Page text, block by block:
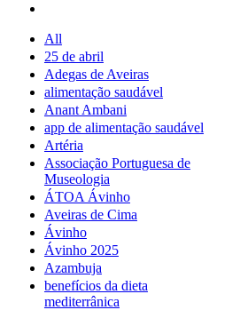
All
25 de abril
Adegas de Aveiras
alimentação saudável
Anant Ambani
app de alimentação saudável
Artéria
Associação Portuguesa de
Museologia
ÁTOA Ávinho
Aveiras de Cima
Ávinho
Ávinho 2025
Azambuja
benefícios da dieta
mediterrânica